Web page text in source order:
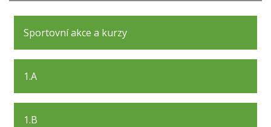
Sportovní akce a kurzy
1.A
1.B